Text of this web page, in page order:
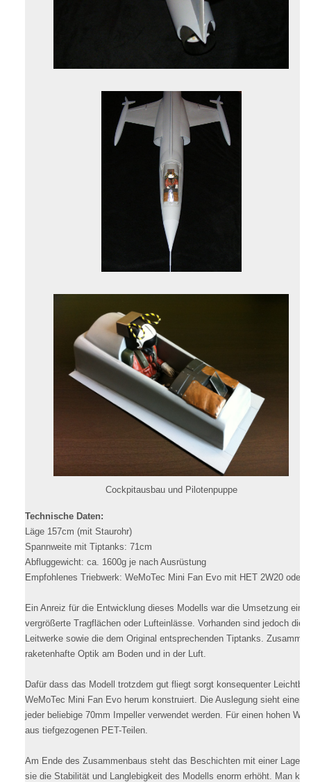
Cockpitausbau und Pilotenpuppe
Technische Daten:
Läge 157cm (mit Staurohr)
Spannweite mit Tiptanks: 71cm
Abfluggewicht: ca. 1600g je nach Ausrüstung
Empfohlenes Triebwerk: WeMoTec Mini Fan Evo mit HET 2W20 oder
Ein Anreiz für die Entwicklung dieses Modells war die Umsetzung
vergrößerte Tragflächen oder Lufteinlässe. Vorhanden sind jedoch
Leitwerke sowie die dem Original entsprechenden Tiptanks.
raketenhafte Optik am Boden und in der Luft.
Dafür dass das Modell trotzdem gut fliegt sorgt konsequenter
WeMoTec Mini Fan Evo herum konstruiert. Die Auslegung sieht
jeder beliebige 70mm Impeller verwendet werden. Für einen hohen
aus tiefgezogenen PET-Teilen.
Am Ende des Zusammenbaus steht das Beschichten mit einer Lage
sie die Stabilität und Langlebigkeit des Modells enorm erhöht. Man